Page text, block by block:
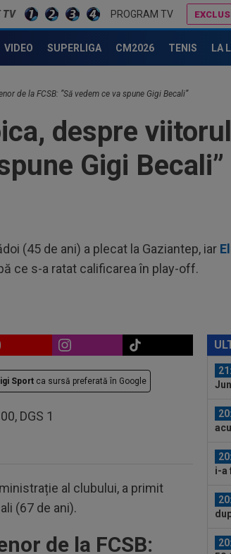
TV PROGRAM TV
VIDEO SUPERLIGA CM2026 TENIS LA
de la FCSB: ”Să vedem ce va spune Gigi Becali”
despre
Gigi Becali”
(45 de ani) a plecat la Gaziantep, iar
ce s-a ratat calificarea în play-off.
Sport ca sursă preferată în Google
DGS 1
al clubului, a primit
(67 de ani).
de la FCSB:
i-a